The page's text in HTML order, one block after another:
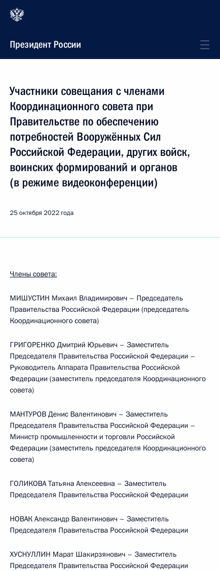
Президент России
Участники совещания с членами
Координационного совета при
Правительстве по обеспечению
потребностей Вооружённых Сил
Российской Федерации, других войск,
воинских формирований и органов
(в режиме видеоконференции)
25 октября 2022 года
Члены совета:
МИШУСТИН Михаил Владимирович – Председатель
Правительства Российской Федерации (председатель
Координационного совета)
ГРИГОРЕНКО Дмитрий Юрьевич – Заместитель
Председателя Правительства Российской Федерации –
Руководитель Аппарата Правительства Российской
Федерации (заместитель председателя Координационного
совета)
МАНТУРОВ Денис Валентинович – Заместитель
Председателя Правительства Российской Федерации –
Министр промышленности и торговли Российской
Федерации (заместитель председателя Координационного
совета)
ГОЛИКОВА Татьяна Алексеевна – Заместитель
Председателя Правительства Российской Федерации
НОВАК Александр Валентинович – Заместитель
Председателя Правительства Российской Федерации
ХУСНУЛЛИН Марат Шакирзянович – Заместитель
Председателя Правительства Российской Федерации